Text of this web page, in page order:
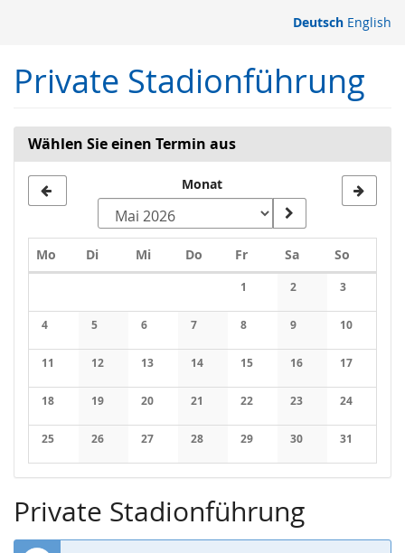
springen
Deutsch English
Private Stadionführung
Wählen Sie einen Termin aus
Monat
Mo Montag
DiDienstag
MiMittwoch
Do Donnerstag
FrFreitagSaSamstag
So
1
Keine Veranstaltungen
2
Keine
3
Keine
4
Keine Veranstaltungen
5
Keine Veranstaltungen
6
Keine Veranstaltungen
7
Keine Veranstaltungen
8
Keine Veranstaltungen
9
Keine
10
Keine
11
Keine Veranstaltungen
12
Keine Veranstaltungen
13
Keine Veranstaltungen
14
Keine Veranstaltungen
15
Keine Veranstaltungen
16
Keine
17
Keine
18
Keine Veranstaltungen
19
Keine Veranstaltungen
20
Keine Veranstaltungen
21
Keine Veranstaltungen
22
Keine Veranstaltungen
23
Keine
24
Keine
25
Keine Veranstaltungen
26
Keine Veranstaltungen
27
Keine Veranstaltungen
28
Keine Veranstaltungen
29
Keine Veranstaltungen
30
Keine
31
Keine
Private Stadionführung